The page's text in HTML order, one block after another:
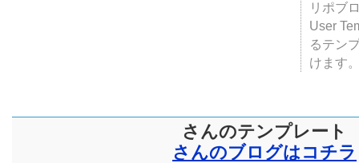
リポブ
User
るテン
けます
さんのテンプレート
さんのブログはコチラ